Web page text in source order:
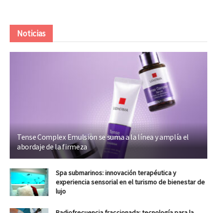
Noticias
Tense Complex Emulsion se suma a la línea y amplía el
abordaje de la firmeza
Spa submarinos: innovación terapéutica y
experiencia sensorial en el turismo de bienestar de
lujo